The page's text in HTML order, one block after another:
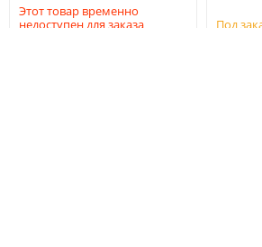
Этот товар временно
недоступен для заказа
Под